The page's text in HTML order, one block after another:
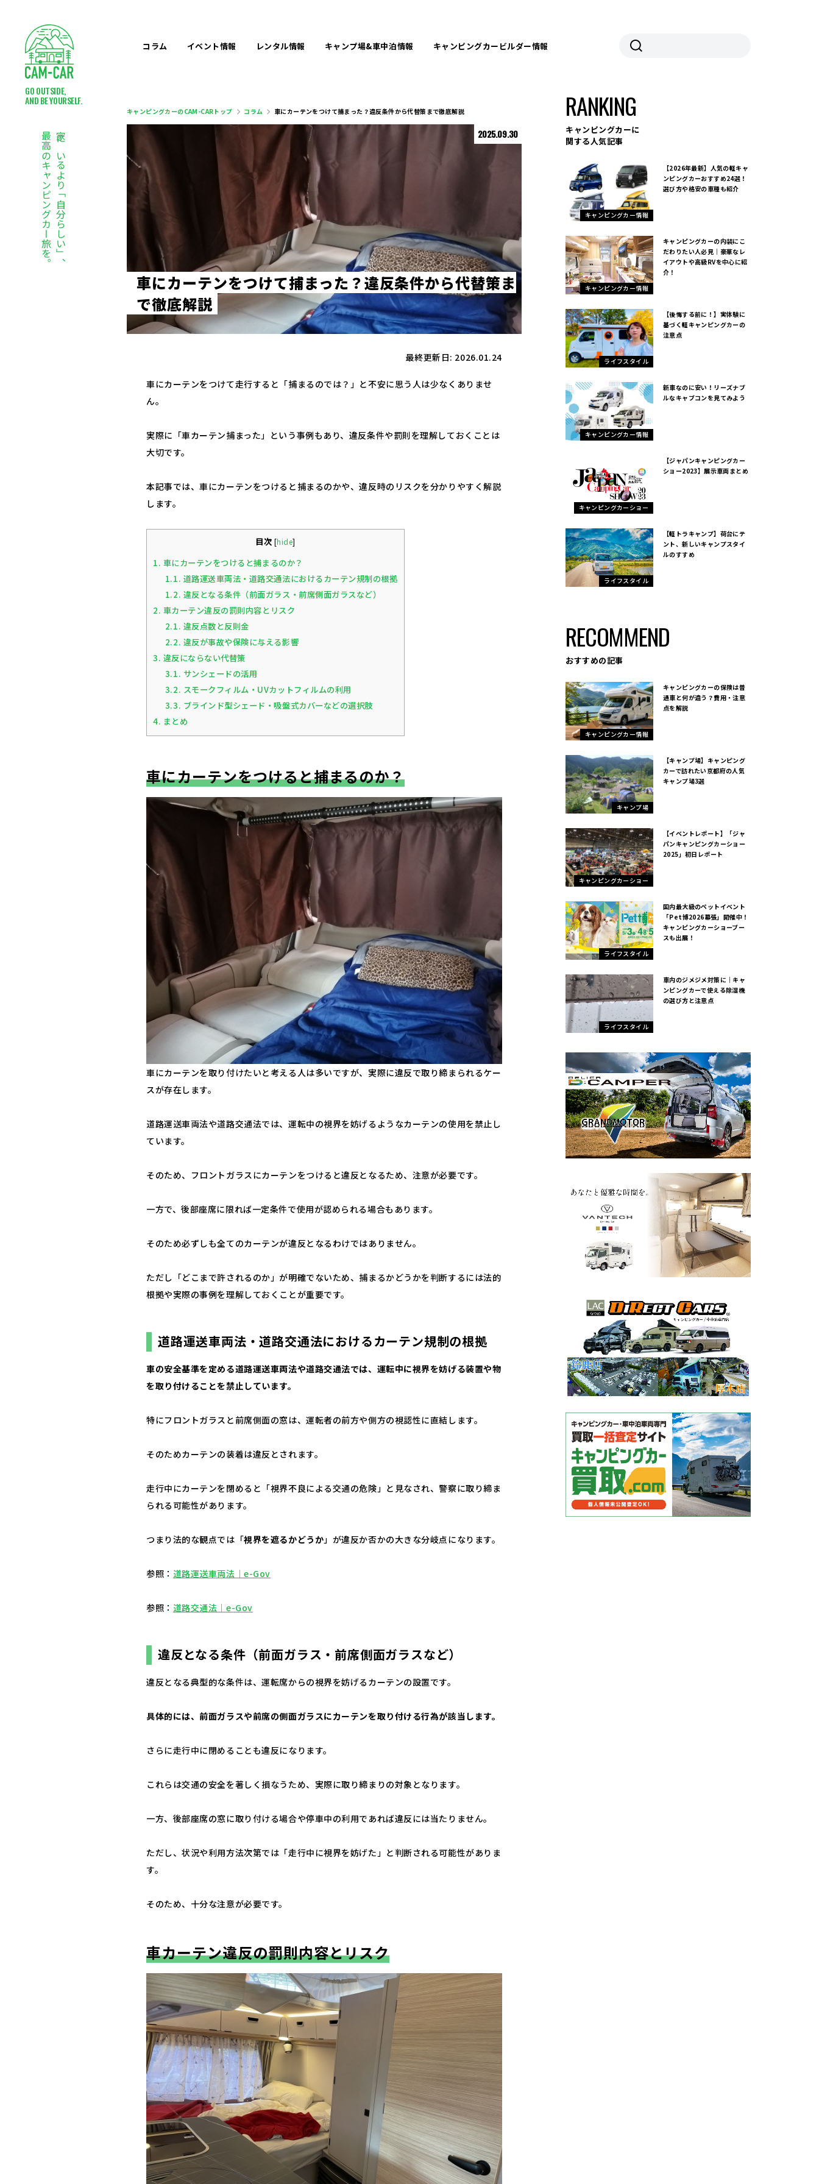
GO OUTSIDE,
AND BE YOURSELF.
家にいるより「自分らしい」、
最高のキャンピングカー旅を。
コラム イベント情報 レンタル情報 キャンプ場&車中泊情報 キャンピングカービルダー情報
キャンピングカーのCAM-CARトップ コラム 車にカーテンをつけて捕まった？違反条件から代替策まで徹底解説
2025.09.30
車にカーテンをつけて捕まった ？違反条件から代替策ま
で徹底解説
最終更新日: 2026.01.24
車にカーテンをつけて走行すると「捕まるのでは？」と不安に思う人は少なくありませ
ん。
実際に「車カーテン捕まった」という事例もあり、違反条件や罰則を理解しておくことは
大切です。
本記事では、車にカーテンをつけると捕まるのかや、違反時のリスクを分かりやすく解説
します。
目次 [hide]
1. 車にカーテンをつけると捕まるのか？
1.1. 道路運送車両法・道路交通法におけるカーテン規制の根拠
1.2. 違反となる条件（前面ガラス・前席側面ガラスなど）
2. 車カーテン違反の罰則内容とリスク
2.1. 違反点数と反則金
2.2. 違反が事故や保険に与える影響
3. 違反にならない代替策
3.1. サンシェードの活用
3.2. スモークフィルム・UVカットフィルムの利用
3.3. ブラインド型シェード・吸盤式カバーなどの選択肢
4. まとめ
車にカーテンをつけると捕まるのか？
車にカーテンを取り付けたいと考える人は多いですが、実際に違反で取り締まられるケー
スが存在します。
道路運送車両法や道路交通法では、運転中の視界を妨げるようなカーテンの使用を禁止し
ています。
そのため、フロントガラスにカーテンをつけると違反となるため、注意が必要です。
一方で、後部座席に限れば一定条件で使用が認められる場合もあります。
そのため必ずしも全てのカーテンが違反となるわけではありません。
ただし「どこまで許されるのか」が明確でないため、捕まるかどうかを判断するには法的
根拠や実際の事例を理解しておくことが重要です。
道路運送車両法・道路交通法におけるカーテン規制の根拠
車の安全基準を定める道路運送車両法や道路交通法では、運転中に視界を妨げる装置や物
を取り付けることを禁止しています。
特にフロントガラスと前席側面の窓は、運転者の前方や側方の視認性に直結します。
そのためカーテンの装着は違反とされます。
走行中にカーテンを閉めると「視界不良による交通の危険」と見なされ、警察に取り締ま
られる可能性があります。
つまり法的な観点では「視界を遮るかどうか」が違反か否かの大きな分岐点になります。
参照： 道路運送車両法｜e-Gov
参照： 道路交通法｜e-Gov
違反となる条件（前面ガラス・前席側面ガラスなど）
違反となる典型的な条件は、運転席からの視界を妨げるカーテンの設置です。
具体的には、前面ガラスや前席の側面ガラスにカーテンを取り付ける行為が該当します。
さらに走行中に閉めることも違反になります。
これらは交通の安全を著しく損なうため、実際に取り締まりの対象となります。
一方、後部座席の窓に取り付ける場合や停車中の利用であれば違反には当たりません。
ただし、状況や利用方法次第では「走行中に視界を妨げた」と判断される可能性がありま
す。
そのため、十分な注意が必要です。
車カーテン違反の罰則内容とリスク
RANKING
キャンピングカーに
関する人気記事
キャンピングカー情報
【2026年最新】人気の軽キャ
ンピングカーおすすめ24選！
選び方や格安の車種も紹介
キャンピングカー情報
キャンピングカーの内装にこ
だわりたい人必見｜豪華なレ
イアウトや高級RVを中心に紹
介！
ライフスタイル
【後悔する前に！】実体験に
基づく軽キャンピングカーの
注意点
キャンピングカー情報
新車なのに安い！リーズナブ
ルなキャブコンを見てみよう
キャンピングカーショー
【ジャパンキャンピングカー
ショー2023】展示車両まとめ
ライフスタイル
【軽トラキャンプ】荷台にテ
ント、新しいキャンプスタイ
ルのすすめ
RECOMMEND
おすすめの記事
キャンピングカー情報
キャンピングカーの保険は普
通車と何が違う？費用・注意
点を解説
キャンプ場
【キャンプ場】キャンピング
カーで訪れたい京都府の人気
キャンプ場3選
キャンピングカーショー
【イベントレポート】「ジャ
パンキャンピングカーショー
2025」初日レポート
ライフスタイル
国内最大級のペットイベント
「Pet博2026幕張」開催中！
キャンピングカーショーブー
スも出展！
ライフスタイル
車内のジメジメ対策に｜キャ
ンピングカーで使える除湿機
の選び方と注意点